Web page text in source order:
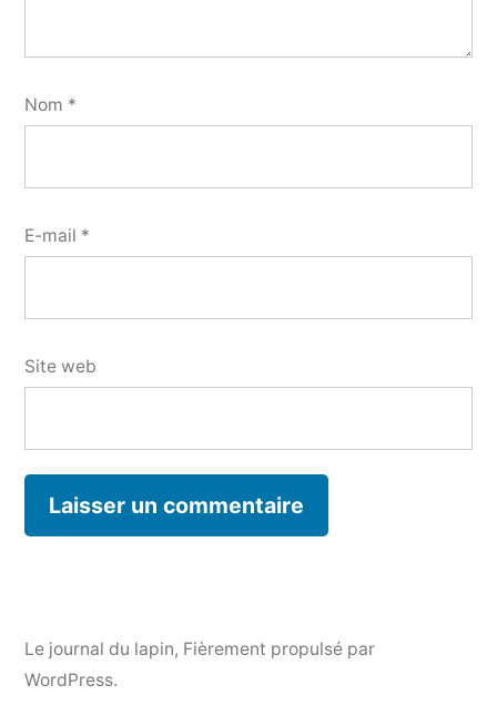
Nom *
E-mail *
Site web
Le journal du lapin, Fièrement propulsé par
WordPress.